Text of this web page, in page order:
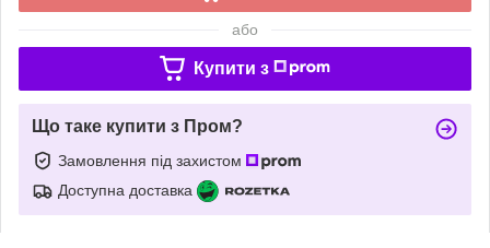
або
Купити з
Що таке купити з Пром?
Замовлення під захистом
Доступна доставка